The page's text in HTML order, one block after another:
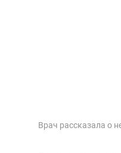
Врач рассказала о